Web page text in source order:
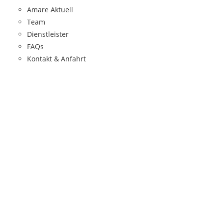
Amare Aktuell
Team
Dienstleister
FAQs
Kontakt & Anfahrt